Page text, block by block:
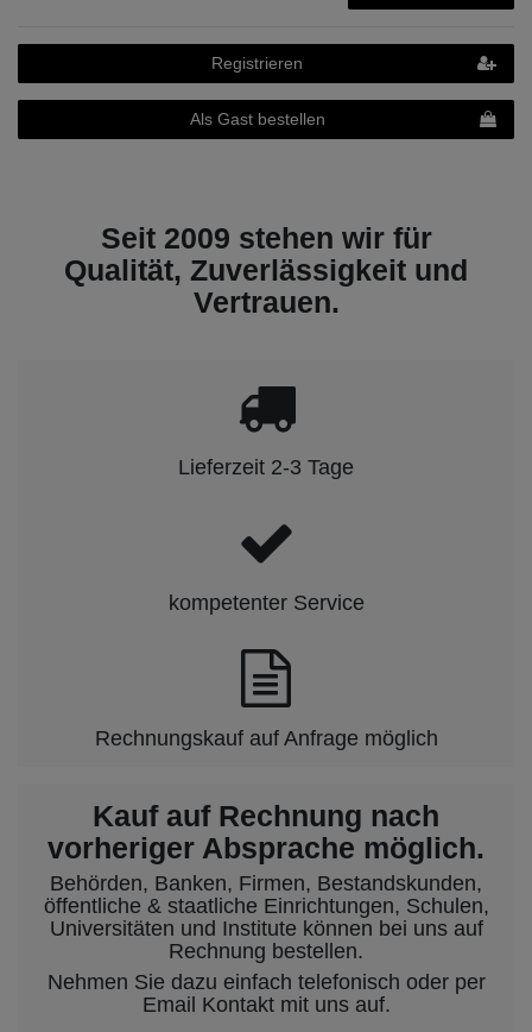
Registrieren
Als Gast bestellen
Seit 2009 stehen wir für
Qualität, Zuverlässigkeit und
Vertrauen.
Lieferzeit 2-3 Tage
kompetenter Service
Rechnungskauf auf Anfrage möglich
Kauf auf Rechnung nach
vorheriger Absprache möglich.
Behörden, Banken, Firmen, Bestandskunden,
öffentliche & staatliche Einrichtungen, Schulen,
Universitäten und Institute können bei uns auf
Rechnung bestellen.
Nehmen Sie dazu einfach telefonisch oder per
Email Kontakt mit uns auf.